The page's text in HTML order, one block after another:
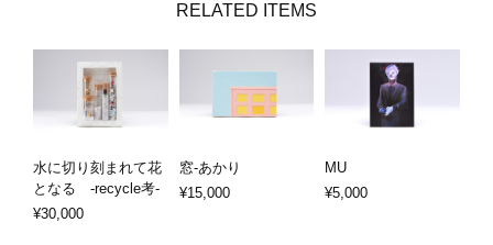
RELATED ITEMS
水に切り刻まれて花
となる -recycle考-
¥30,000
窓-あかり
¥15,000
MU
¥5,000